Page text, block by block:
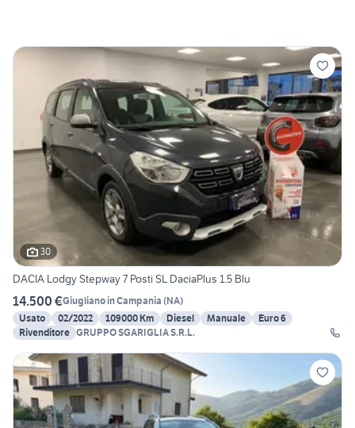
30
DACIA Lodgy Stepway 7 Posti SL DaciaPlus 1.5 Blu
14.500 €Giugliano in Campania (NA)
Usato
02/2022 109000 Km Diesel Manuale
Euro 6
Rivenditore GRUPPO SGARIGLIA S.R.L.